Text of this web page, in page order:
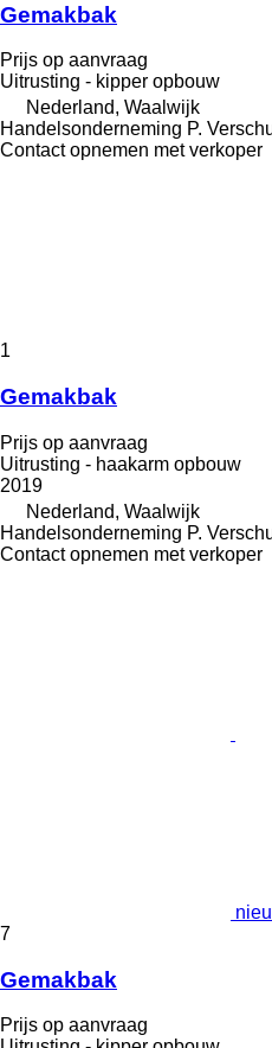
Gemakbak
Prijs op aanvraag
Uitrusting - kipper opbouw
Nederland, Waalwijk
Handelsonderneming P.
Contact opnemen met verkoper
1
Gemakbak
Prijs op aanvraag
Uitrusting - haakarm opbouw
2019
Nederland, Waalwijk
Handelsonderneming P.
Contact opnemen met verkoper
7
Gemakbak
Prijs op aanvraag